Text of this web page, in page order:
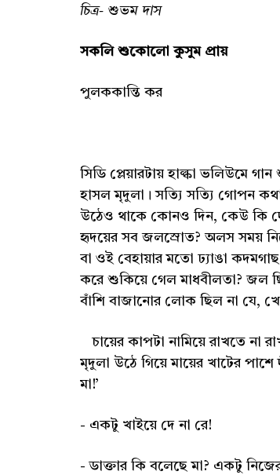
চিত্র- শুভম দাস
সকলি শুকোলো কুসুম প্রায়
পুলককান্তি কর
সিডি প্লেয়ারটায় হাল্কা ভলিউমে
হাসল মৃদুলা। সত্যি সত্যি গোপন
উঠেও থাকে কোনও দিন, কেউ কি
হৃদয়ের সব জলস্রোত? অলস সময়
বা ওই বেহায়ার মতো ঢ্যাঙা
করে শুকিয়ে গেল মাধবীলতা? জল
বাঁশি বাজানোর লোক ছিল না যে,
চায়ের কাপটা নামিয়ে রাখতে
মৃদুলা উঠে গিয়ে মায়ের খাটের
মা!’
- একটু খাইয়ে দে না রে!
- ডাক্তার কি বলেছে মা? একটু